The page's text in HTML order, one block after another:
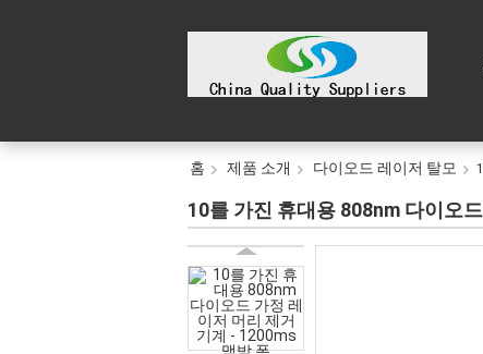
홈 제품 소개 다이오드 레이저 탈모
10를 가진 휴대용 808nm 다이오